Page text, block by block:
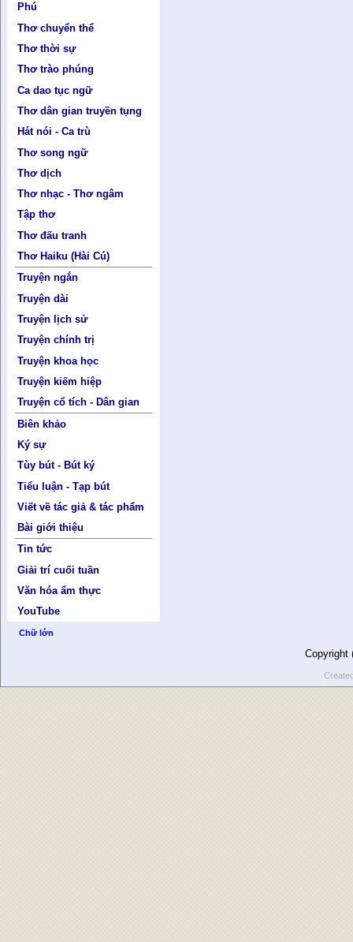
Phú
Thơ chuyển thể
Thơ thời sự
Thơ trào phúng
Ca dao tục ngữ
Thơ dân gian truyền tụng
Hát nói - Ca trù
Thơ song ngữ
Thơ dịch
Thơ nhạc - Thơ ngâm
Tập thơ
Thơ đấu tranh
Thơ Haiku (Hài Cú)
Truyện ngắn
Truyện dài
Truyện lịch sử
Truyện chính trị
Truyện khoa học
Truyện kiếm hiệp
Truyện cổ tích - Dân gian
Biên khảo
Ký sự
Tùy bút - Bút ký
Tiểu luận - Tạp bút
Viết về tác giả & tác phẩm
Bài giới thiệu
Tin tức
Giải trí cuối tuần
Văn hóa ẩm thực
YouTube
Chữ lớn
Copyright